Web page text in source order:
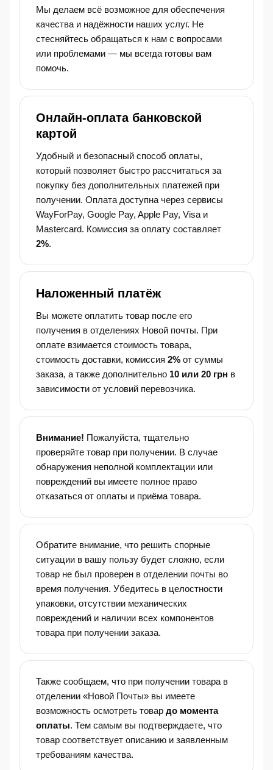
Мы делаем всё возможное для обеспечения
качества и надёжности наших услуг. Не
стесняйтесь обращаться к нам с вопросами
или проблемами — мы всегда готовы вам
помочь.
Онлайн-оплата банковской
картой
Удобный и безопасный способ оплаты,
который позволяет быстро рассчитаться за
покупку без дополнительных платежей при
получении. Оплата доступна через сервисы
WayForPay, Google Pay, Apple Pay, Visa и
Mastercard. Комиссия за оплату составляет
2%.
Наложенный платёж
Вы можете оплатить товар после его
получения в отделениях Новой почты. При
оплате взимается стоимость товара,
стоимость доставки, комиссия 2% от суммы
заказа, а также дополнительно 10 или 20 грн в
зависимости от условий перевозчика.
Внимание! Пожалуйста, тщательно
проверяйте товар при получении. В случае
обнаружения неполной комплектации или
повреждений вы имеете полное право
отказаться от оплаты и приёма товара.
Обратите внимание, что решить спорные
ситуации в вашу пользу будет сложно, если
товар не был проверен в отделении почты во
время получения. Убедитесь в целостности
упаковки, отсутствии механических
повреждений и наличии всех компонентов
товара при получении заказа.
Также сообщаем, что при получении товара в
отделении «Новой Почты» вы имеете
возможность осмотреть товар до момента
оплаты. Тем самым вы подтверждаете, что
товар соответствует описанию и заявленным
требованиям качества.